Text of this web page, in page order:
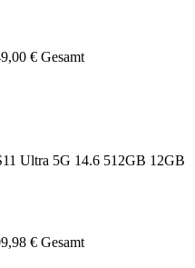
€ Gesamt
Ultra 5G 14.6 512GB 12GB
€ Gesamt